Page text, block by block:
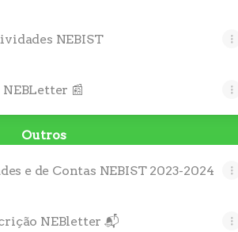
NEBIST
NEBLetter 📰
Outros
e de Contas NEBIST 2023-2024
NEBletter 📬